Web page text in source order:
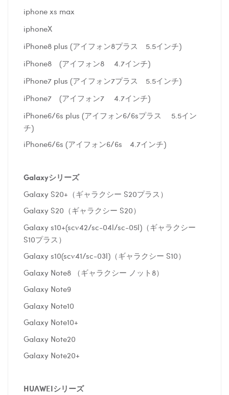
iphone xs max
iphoneX
iPhone8 plus (アイフォン8プラス 5.5インチ)
iPhone8 (アイフォン8 4.7インチ)
iPhone7 plus (アイフォン7プラス 5.5インチ)
iPhone7 (アイフォン7 4.7インチ)
iPhone6/6s plus (アイフォン6/6sプラス 5.5イン
チ)
iPhone6/6s (アイフォン6/6s 4.7インチ)
Galaxyシリーズ
Galaxy S20+（ギャラクシー S20プラス）
Galaxy S20（ギャラクシー S20）
Galaxy s10+(scv42/sc-04l/sc-05l)（ギャラクシー
S10プラス）
Galaxy s10(scv41/sc-03l)（ギャラクシー S10）
Galaxy Note8 （ギャラクシー ノット8）
Galaxy Note9
Galaxy Note10
Galaxy Note10+
Galaxy Note20
Galaxy Note20+
HUAWEIシリーズ